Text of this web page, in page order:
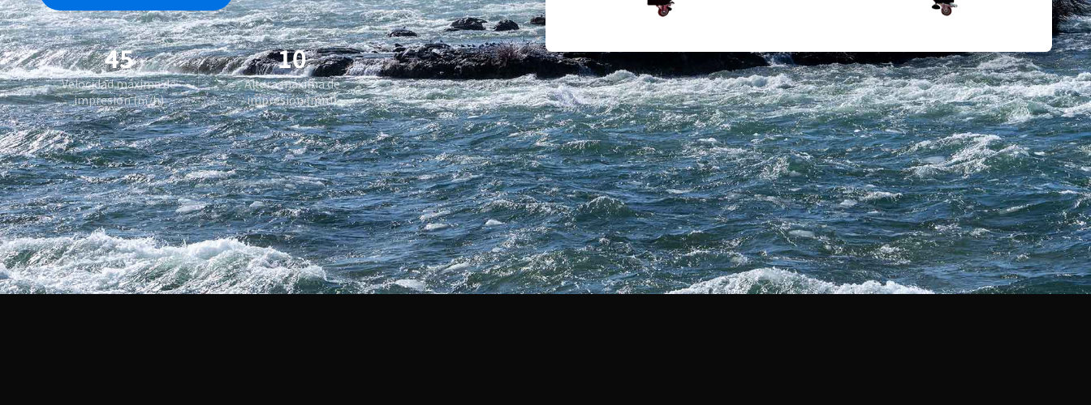
45
Velocidad máxima de
impresión (㎡/h)
10
Altura máxima de
impresión (mm)